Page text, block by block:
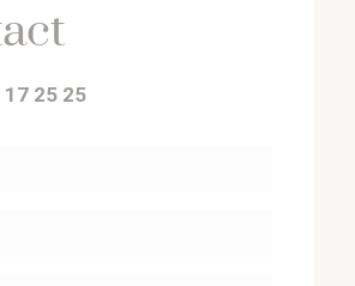
17 25 25